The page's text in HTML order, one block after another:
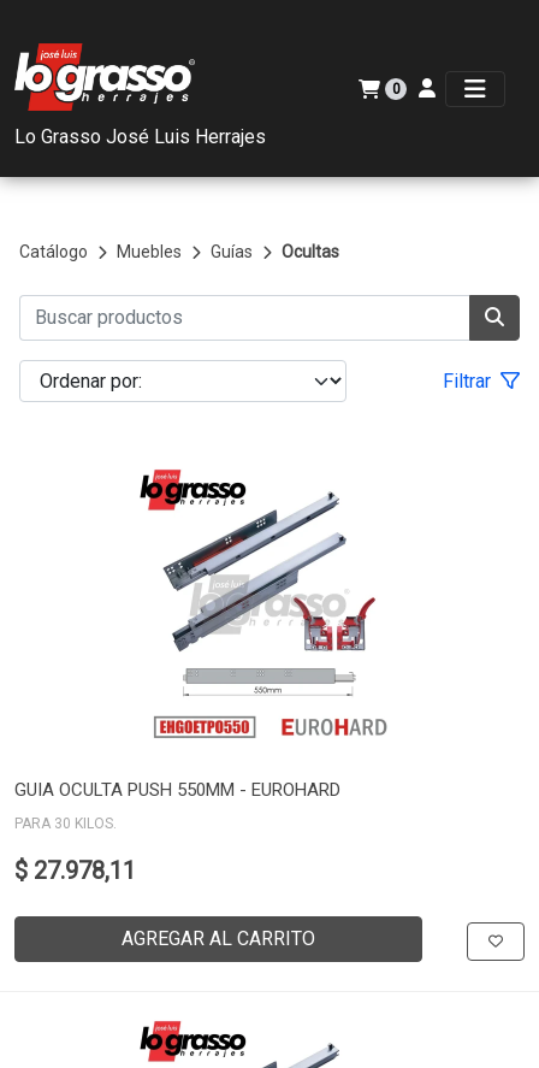
Lo Grasso José Luis Herrajes
0
Catálogo Muebles Guías Ocultas
Filtrar
GUIA OCULTA PUSH 550MM - EUROHARD
PARA 30 KILOS.
$ 27.978,11
AGREGAR AL CARRITO